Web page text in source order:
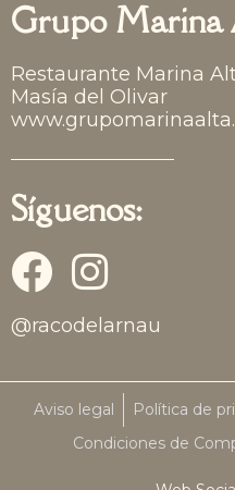
Grupo Marina
Restaurante Marina
Masía del Olivar
Síguenos:
F
a
e
I
n
t
a
@racodelarnau
Aviso legal Política de
Condiciones de